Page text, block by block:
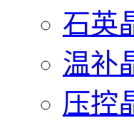
石英
温补
压控